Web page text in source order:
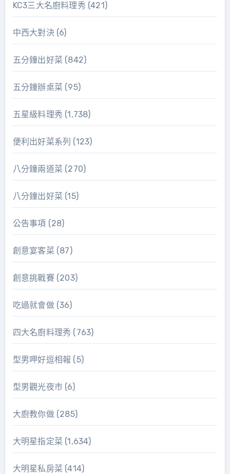
KC3三大名廚料理秀(421)
中西大對決(6)
五分鐘出好菜 (842)
五分鐘辦桌菜 (95)
五星級料理秀(1,738)
便利出好菜系列 (123)
八分鐘兩道菜 (270)
八分鐘出好菜 (15)
公告事項 (28)
創意宴客菜 (87)
創意挑戰賽(203)
吃過就會做(36)
四大名廚料理秀 (763)
型男呷好逗相報 (5)
型男觀光夜市(6)
大廚教你做(285)
大明星指定菜 (1,634)
大明星私房菜 (414)